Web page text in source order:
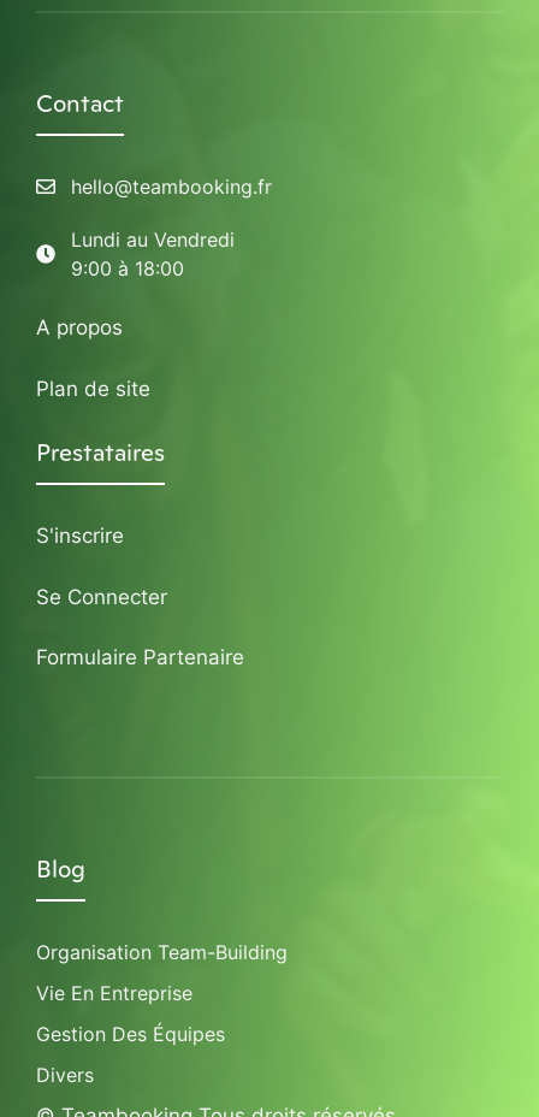
Contact
hello@teambooking.fr
Lundi au Vendredi
9:00 à 18:00
A propos
Plan de site
Prestataires
S'inscrire
Se Connecter
Formulaire Partenaire
Blog
Organisation Team-Building
Vie En Entreprise
Gestion Des Équipes
Divers